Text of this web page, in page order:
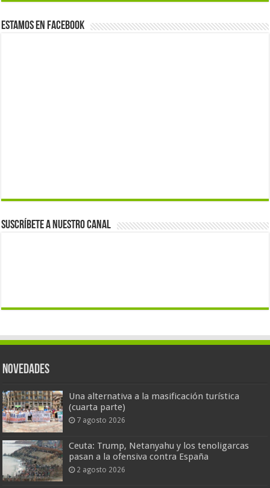
Estamos en Facebook
Suscríbete a nuestro canal
Novedades
Una alternativa a la masificación turística
(cuarta parte)
7 agosto 2026
Ceuta: Trump, Netanyahu y los tenoligarcas
pasan a la ofensiva contra España
2 agosto 2026